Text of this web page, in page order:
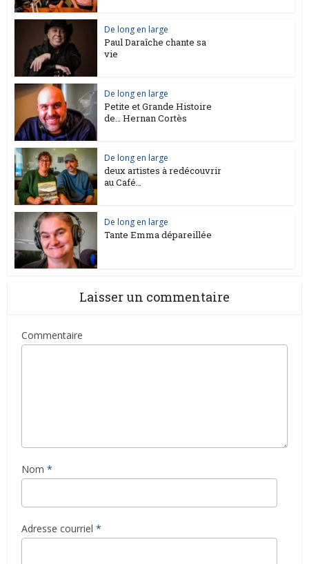
De long en large
Paul Daraîche chante sa
vie
De long en large
Petite et Grande Histoire
de… Hernan Cortès
De long en large
deux artistes à redécouvrir
au Café…
De long en large
Tante Emma dépareillée
Laisser un commentaire
Commentaire
Nom *
Adresse courriel *